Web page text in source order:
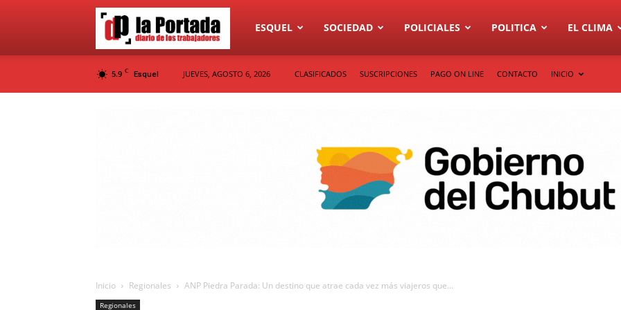
Diario
La
ESQUEL SOCIEDAD POLICIALES POLITICA EL CLIMA
5.9 C Esquel JUEVES, AGOSTO 6, 2026 CLASIFICADOS SUSCRIPCIONES PAGO ON LINE CONTACTO INICIO
Inicio Regionales ANP Piedra Parada: Un destino que atrae cada vez más viajeros que...
Regionales